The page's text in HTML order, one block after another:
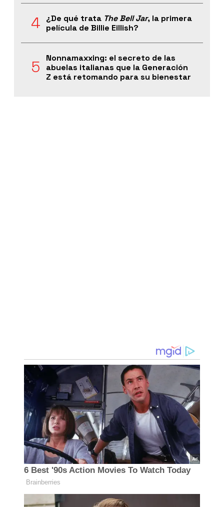
¿De qué trata The Bell Jar, la primera
película de Billie Eillish?
Nonnamaxxing: el secreto de las
abuelas italianas que la Generación
Z está retomando para su bienestar